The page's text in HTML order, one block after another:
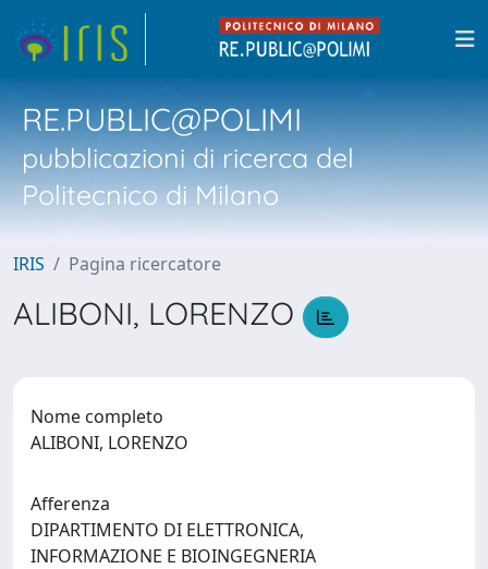
RE.PUBLIC@POLIMI
pubblicazioni di ricerca del
Politecnico di Milano
IRIS Pagina ricercatore
ALIBONI, LORENZO
Nome completo
ALIBONI, LORENZO
Afferenza
DIPARTIMENTO DI ELETTRONICA,
INFORMAZIONE E BIOINGEGNERIA